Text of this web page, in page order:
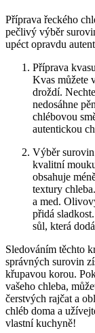
Příprava řeckého
pečlivý výběr
upéct opravdu
Příprava
Kvas můžete
droždí.
nedosáhne
chlébovou
autentickou
Výběr
kvalitní
obsahuje
textury
a med.
přidá
sůl, která
Sledováním těchto
správných surovin
křupavou korou.
vašeho chleba,
čerstvých rajčat a
chléb doma a
vlastní kuchyně!